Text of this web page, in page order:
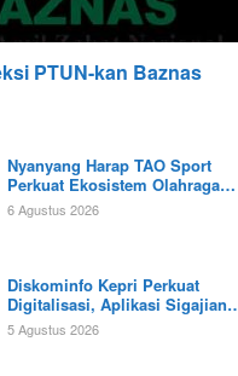
PTUN-kan Baznas
Nyanyang Harap TAO Sport
Perkuat Ekosistem Olahraga
Padel di Kota Batam
6 Agustus 2026
Diskominfo Kepri Perkuat
Digitalisasi, Aplikasi Sigajian
Sudah Terintegrasi TTE
5 Agustus 2026